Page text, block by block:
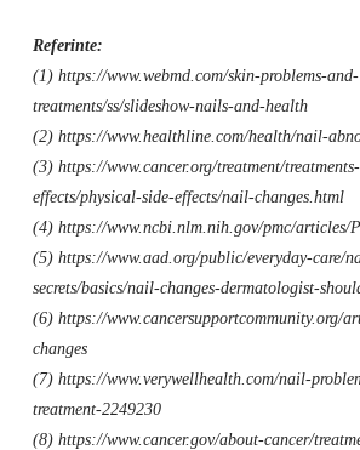
Referinte:
(1) https://www.webmd.com/skin-problems-and-
treatments/ss/slideshow-nails-and-health
(2) https://www.healthline.com/health/nail-
(3) https://www.cancer.org/treatment/
effects/physical-side-effects/nail-changes.html
(4) https://www.ncbi.nlm.nih.gov/pmc/articles/
(5) https://www.aad.org/public/everyday-care/
secrets/basics/nail-changes-dermatologist-
(6) https://www.cancersupportcommunity.org/
changes
(7) https://www.verywellhealth.com/nail-
treatment-2249230
(8) https://www.cancer.gov/about-cancer/